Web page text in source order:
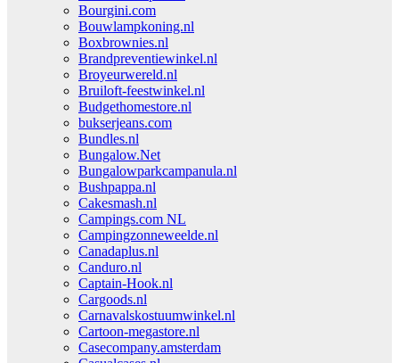
Bourgini.com
Bouwlampkoning.nl
Boxbrownies.nl
Brandpreventiewinkel.nl
Broyeurwereld.nl
Bruiloft-feestwinkel.nl
Budgethomestore.nl
bukserjeans.com
Bundles.nl
Bungalow.Net
Bungalowparkcampanula.nl
Bushpappa.nl
Cakesmash.nl
Campings.com NL
Campingzonneweelde.nl
Canadaplus.nl
Canduro.nl
Captain-Hook.nl
Cargoods.nl
Carnavalskostuumwinkel.nl
Cartoon-megastore.nl
Casecompany.amsterdam